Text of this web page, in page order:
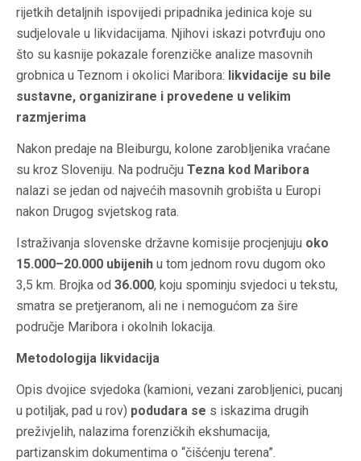
rijetkih detaljnih ispovijedi pripadnika jedinica koje su
sudjelovale u likvidacijama. Njihovi iskazi potvrđuju ono
što su kasnije pokazale forenzičke analize masovnih
grobnica u Teznom i okolici Maribora: likvidacije su bile
sustavne, organizirane i provedene u velikim
razmjerima
Nakon predaje na Bleiburgu, kolone zarobljenika vraćane
su kroz Sloveniju. Na području Tezna kod Maribora
nalazi se jedan od najvećih masovnih grobišta u Europi
nakon Drugog svjetskog rata.
Istraživanja slovenske državne komisije procjenjuju oko
15.000–20.000 ubijenih u tom jednom rovu dugom oko
3,5 km. Brojka od 36.000, koju spominju svjedoci u tekstu,
smatra se pretjeranom, ali ne i nemogućom za šire
područje Maribora i okolnih lokacija.
Metodologija likvidacija
Opis dvojice svjedoka (kamioni, vezani zarobljenici, pucanj
u potiljak, pad u rov) podudara se s iskazima drugih
preživjelih, nalazima forenzičkih ekshumacija,
partizanskim dokumentima o “čišćenju terena”.